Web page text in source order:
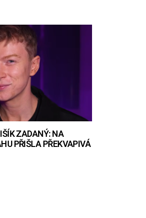
ZADANÝ: NA
PŘIŠLA PŘEKVAPIVÁ